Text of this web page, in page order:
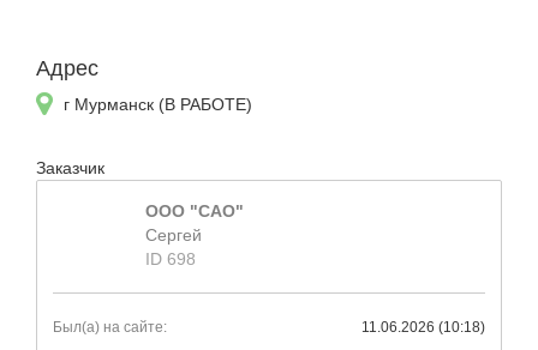
Адрес
г Мурманск (В РАБОТЕ)
Заказчик
ООО "САО"
Сергей
ID 698
Был(а) на сайте:
11.06.2026 (10:18)